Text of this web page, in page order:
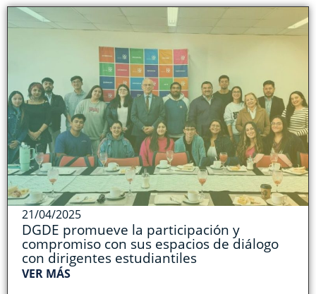
21/04/2025
DGDE promueve la participación y
compromiso con sus espacios de diálogo
con dirigentes estudiantiles
VER MÁS